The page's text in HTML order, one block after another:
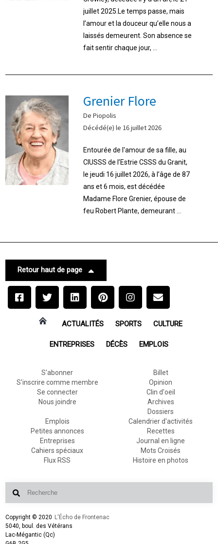
juillet 2025.Le temps passe, mais
l’amour et la douceur qu’elle nous a
laissés demeurent. Son absence se
fait sentir chaque jour, ...
Grenier Flore
De Piopolis
Décédé(e) le 16 juillet 2026
Entourée de l'amour de sa fille, au
CIUSSS de l’Estrie CSSS du Granit,
le jeudi 16 juillet 2026, à l’âge de 87
ans et 6 mois, est décédée
Madame Flore Grenier, épouse de
feu Robert Plante, demeurant ...
Retour haut de page
ACTUALITÉS SPORTS CULTURE
ENTREPRISES DÉCÈS EMPLOIS
S'abonner
S'inscrire comme membre
Se connecter
Nous joindre
Billet
Opinion
Clin d'oeil
Archives
Dossiers
Emplois
Petites annonces
Entreprises
Cahiers spéciaux
Flux RSS
Calendrier d'activités
Recettes
Journal en ligne
Mots Croisés
Histoire en photos
Copyright © 2020 L'Écho de Frontenac
5040, boul. des Vétérans
Lac-Mégantic (Qc)